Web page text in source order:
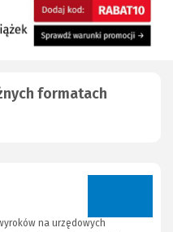
na urzędowych
formatach